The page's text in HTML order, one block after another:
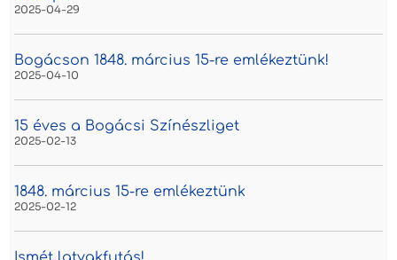
2025-04-29
Bogácson 1848. március 15-re emlékeztünk!
2025-04-10
15 éves a Bogácsi Színészliget
2025-02-13
1848. március 15-re emlékeztünk
2025-02-12